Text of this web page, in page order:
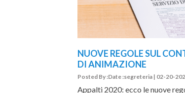
NUOVE REGOLE SUL
DI ANIMAZIONE
Posted By :Date :segreteria | 02-20-
Appalti 2020: ecco le nuove